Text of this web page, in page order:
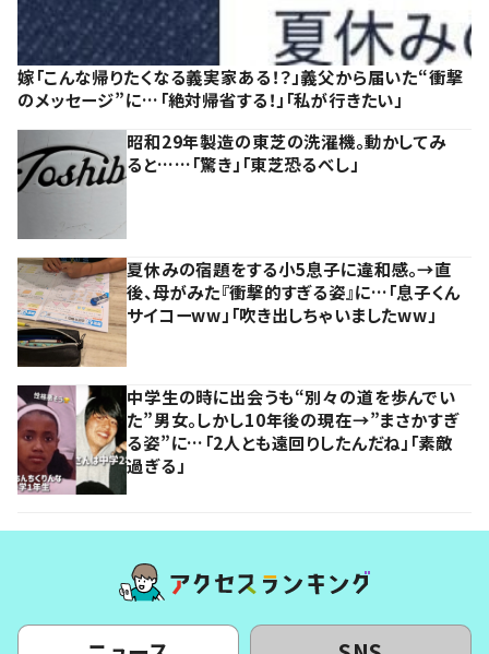
嫁「こんな帰りたくなる義実家ある！？」義父から届いた“衝撃
のメッセージ”に…「絶対帰省する！」「私が行きたい」
昭和29年製造の東芝の洗濯機。動かしてみ
ると……「驚き」「東芝恐るべし」
夏休みの宿題をする小5息子に違和感。→直
後、母がみた『衝撃的すぎる姿』に…「息子くん
サイコーww」「吹き出しちゃいましたww」
中学生の時に出会うも“別々の道を歩んでい
た”男女。しかし10年後の現在→”まさかすぎ
る姿”に…「2人とも遠回りしたんだね」「素敵
過ぎる」